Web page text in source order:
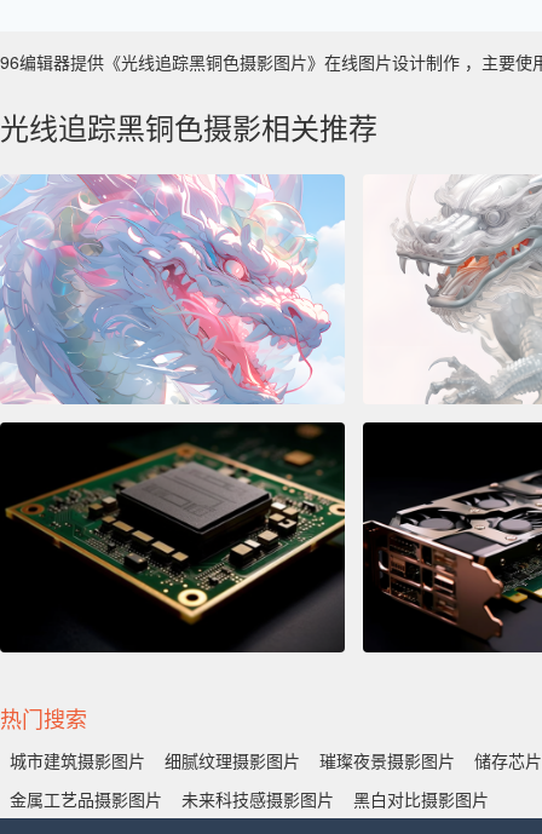
96编辑器提供《光线追踪黑铜色摄影图片》在线图片设计制作 ，主要
光线追踪黑铜色摄影相关推荐
热门搜索
城市建筑摄影图片 细腻纹理摄影图片 璀璨夜景摄影图片
储存芯
金属工艺品摄影图片
未来科技感摄影图片
黑白对比摄影图片